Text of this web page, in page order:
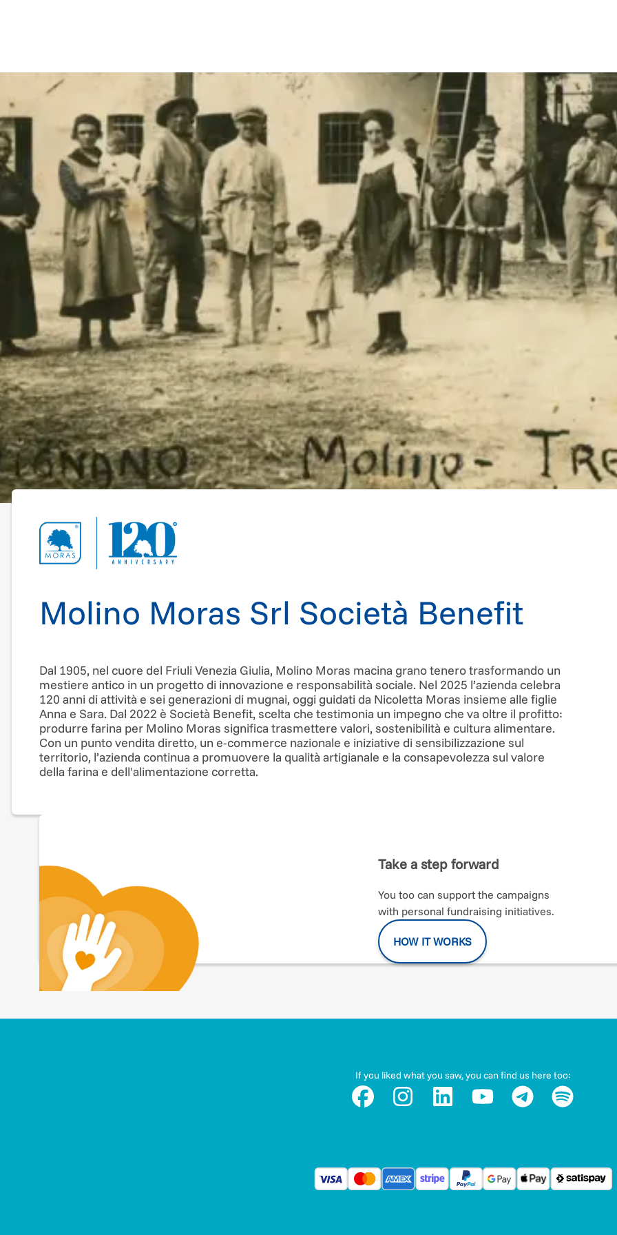
Molino Moras Srl Società Benefit
Dal 1905, nel cuore del Friuli Venezia Giulia, Molino Moras macina grano tenero trasformando un
mestiere antico in un progetto di innovazione e responsabilità sociale. Nel 2025 l’azienda celebra
120 anni di attività e sei generazioni di mugnai, oggi guidati da Nicoletta Moras insieme alle figlie
Anna e Sara. Dal 2022 è Società Benefit, scelta che testimonia un impegno che va oltre il profitto:
produrre farina per Molino Moras significa trasmettere valori, sostenibilità e cultura alimentare.
Con un punto vendita diretto, un e-commerce nazionale e iniziative di sensibilizzazione sul
territorio, l’azienda continua a promuovere la qualità artigianale e la consapevolezza sul valore
della farina e dell'alimentazione corretta.
Take a step forward
You too can support the campaigns
with personal fundraising initiatives.
HOW IT WORKS
If you liked what you saw, you can find us here too: